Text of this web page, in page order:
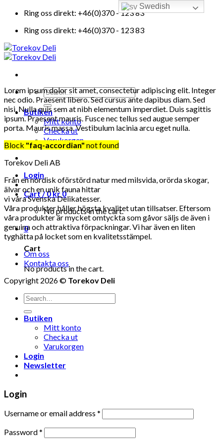
Skip
content
Ring oss direkt: +46(0)370 - 123 83
Ring oss direkt: +46(0)370 - 123 83
Search
for:
Butiken
Mitt konto
Checka ut
Varukorgen
Login
Cart /0kr0
No products in the cart.
0
Cart
No products in the cart.
Lorem ipsum dolor sit amet, consectetur adipiscing elit. Integer
nec odio. Praesent libero. Sed cursus ante dapibus diam. Sed
nisi. Nulla quis sem at nibh elementum imperdiet. Duis sagittis
ipsum. Praesent mauris. Fusce nec tellus sed augue semper
porta. Mauris massa. Vestibulum lacinia arcu eget nulla.
Block "faq-accordian" not found
Torekov Deli AB
Från en nordisk oförstörd natur med milsvida, orörda skogar,
älvar och en unik fauna hittar
vi våra Svenska Delikatesser.
Våra produkter håller högsta kvalitet utan tillsatser. Eftersom
våra produkter är mycket omtyckta som gåvor säljs de även i
genuina och attraktiva förpackningar. Vi har även en liten
tyghätta på locket som en kvalitetsstämpel.
Om oss
Kontakta oss
Copyright 2026 © Torekov Deli
Search
for:
Butiken
Mitt konto
Checka ut
Varukorgen
Login
Newsletter
Swedish
Login
Username or email address *
Password*